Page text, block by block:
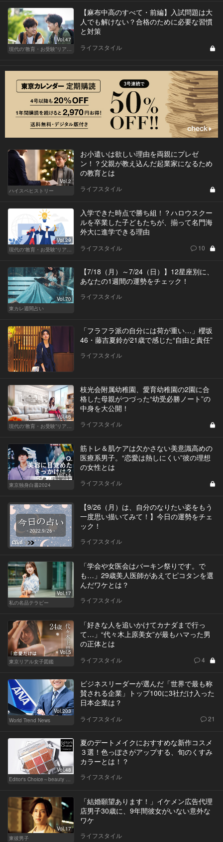
Vol.47
現代の“教育・お受験”リアルドキュメント
【麻布中高のすべて・前編】入試問題は大
人でも解けない？合格のために必要な習慣
と対策
ライフスタイル
Vol.2
ハイスペヒストリー
お小遣いは欲しい理由を両親にプレゼ
ン！？父親が教え込んだ起業家になるため
の教育とは
ライフスタイル
Vol.29
現代の“教育・お受験”リアルドキュメント
入学できた時点で勝ち組！？ハロウスクー
ルを卒業した子どもたちが、揃って名門海
外大に進学できる理由
ライフスタイル 10
Vol.70
東カレ週間占い
【7/18（月）～7/24（日）】12星座別に、
あなたの1週間の運勢をチェック！
ライフスタイル
「フラフラ派の自分には荷が重い…」櫻坂
46・藤吉夏鈴が21歳で感じた“自由と責任”
ライフスタイル
Vol.46
現代の“教育・お受験”リアルドキュメント
枝光会附属幼稚園、愛育幼稚園の2園に合
格した母親がつづった“幼受必勝ノート”の
中身を大公開！
ライフスタイル
Vol.14
東京独身白書2024
筋トレ＆肌ケアは欠かさない美意識高めの
医療系男子。“恋愛は熱しにくい”彼の理想
の女性とは
ライフスタイル
【9/26（月）は、自分のなりたい姿をもう
一度思い描いてみて！】今日の運勢をチェ
ック！
ライフスタイル
Vol.17
私の名品テラピー
「学会や女医会はバーキン祭りです。で
も…」29歳美人医師があえてピコタンを選
んだワケとは？
ライフスタイル
Vol.5
東京リアル女子図鑑
「好きな人を追いかけてカナダまで行っ
て…」“代々木上原美女”が最もハマった男
の正体とは
ライフスタイル 4
Vol.203
World Trend News
ビジネスリーダーが選んだ「世界で最も称
賛される企業」トップ100に3社だけ入った
日本企業は？
ライフスタイル 21
Vol.48
夏のデートメイクにおすすめな新作コスメ
３選！色っぽさがアップする、旬のくすみ
カラーとは！？
ライフスタイル
Vol.17
東彼男子
「結婚願望あります！」イケメン広告代理
店男子30歳に、9年間彼女がいない意外な
ワケ
ライフスタイル